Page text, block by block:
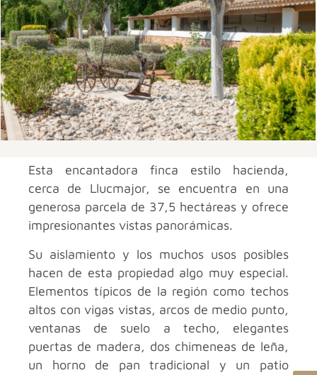
Esta encantadora finca estilo hacienda,
cerca de Llucmajor, se encuentra en una
generosa parcela de 37,5 hectáreas y ofrece
impresionantes vistas panorámicas.
Su aislamiento y los muchos usos posibles
hacen de esta propiedad algo muy especial.
Elementos típicos de la región como techos
altos con vigas vistas, arcos de medio punto,
ventanas de suelo a techo, elegantes
puertas de madera, dos chimeneas de leña,
un horno de pan tradicional y un patio